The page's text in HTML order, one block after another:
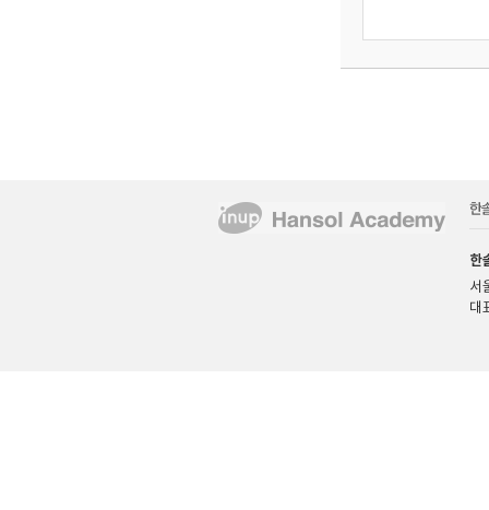
한
서
대